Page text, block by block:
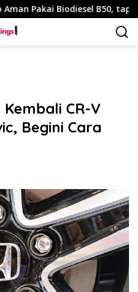
Pakai Biodiesel B50, tapi Ada
CR-V
Begini Cara